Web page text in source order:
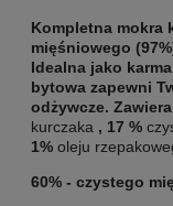
Kompletna mokra
mięśniowego
Idealna jako
bytowa zapewni
odżywcze.
kurczaka , 17 %
1% oleju
60% - czystego